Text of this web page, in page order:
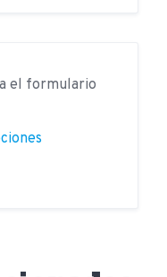
el formulario